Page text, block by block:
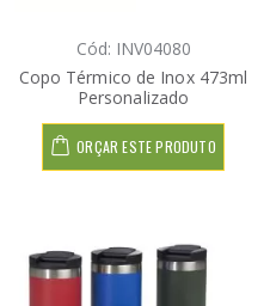
Cód: INV04080
Copo Térmico de Inox 473ml
Personalizado
ORÇAR ESTE PRODUTO